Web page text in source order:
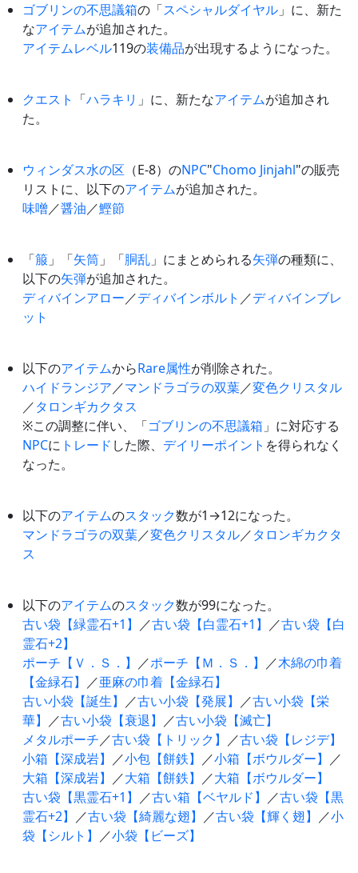
ゴブリンの不思議箱の「スペシャルダイヤル 」に、新た
なアイテムが追加された。
アイテムレベル119の装備品が出現するようになった。
クエスト 「ハラキリ 」に、新たなアイテムが追加され
た。
ウィンダス水の区 （E-8）のNPC"Chomo Jinjahl"の販売
リストに、以下のアイテムが追加された。
味噌／醤油／鰹節
「箙 」「矢筒 」「胴乱 」にまとめられる矢弾の種類に、
以下の矢弾が追加された。
ディバインアロー／ディバインボルト ／ディバインブレ
ット
以下のアイテムからRare属性が削除された。
ハイドランジア／マンドラゴラの双葉／変色クリスタル
／タロンギカクタス
※この調整に伴い、「ゴブリンの不思議箱 」に対応する
NPCに トレード した際、 デイリーポイント を得られなく
なった。
以下のアイテムのスタック数が1→12になった。
マンドラゴラの双葉／変色クリスタル／タロンギカクタ
ス
以下のアイテムのスタック数が99になった。
古い袋【緑霊石+1】 ／古い袋【白霊石+1】 ／古い袋【白
霊石+2】
ポーチ【Ｖ．Ｓ．】 ／ポーチ【Ｍ．Ｓ．】 ／木綿の巾着
【金緑石】 ／亜麻の巾着【金緑石】
古い小袋【誕生】 ／古い小袋【発展】 ／古い小袋【栄
華】 ／古い小袋【衰退】 ／古い小袋【滅亡】
メタルポーチ／古い袋【トリック】 ／古い袋【レジデ】
小箱【深成岩】 ／小包【餅鉄】 ／小箱【ボウルダー】 ／
大箱【深成岩】 ／大箱【餅鉄】 ／大箱【ボウルダー】
古い袋【黒霊石+1】 ／古い箱【ベヤルド】 ／古い袋【黒
霊石+2】 ／古い袋【綺麗な翅】 ／古い袋【輝く翅】 ／小
袋【シルト】 ／小袋【ビーズ】